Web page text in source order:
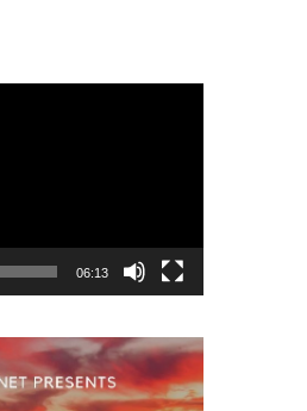
06:13